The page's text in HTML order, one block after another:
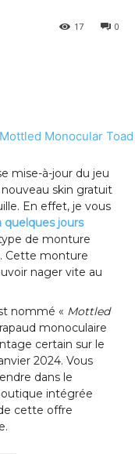
0
17
mise-à-jour du jeu
skin gratuit
En effet, je vous
quelques jours
de monture
Cette monture
nager vite au
nommé « Mottled
monoculaire
certain sur le
2024. Vous
dans le
intégrée
cette offre